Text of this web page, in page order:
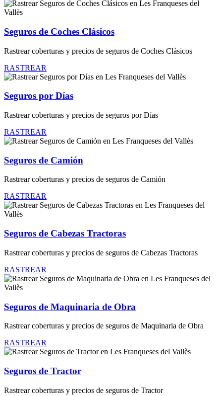
Seguros de Coches Clásicos
Rastrear coberturas y precios de seguros de Coches Clásicos
RASTREAR
Seguros por Días
Rastrear coberturas y precios de seguros por Días
RASTREAR
Seguros de Camión
Rastrear coberturas y precios de seguros de Camión
RASTREAR
Seguros de Cabezas Tractoras
Rastrear coberturas y precios de seguros de Cabezas Tractoras
RASTREAR
Seguros de Maquinaria de Obra
Rastrear coberturas y precios de seguros de Maquinaria de Obra
RASTREAR
Seguros de Tractor
Rastrear coberturas y precios de seguros de Tractor